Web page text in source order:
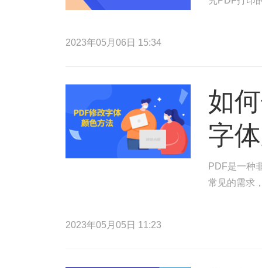
2023年05月06日 15:34
如
字
PDF是一种
常见的需求
2023年05月05日 11:23